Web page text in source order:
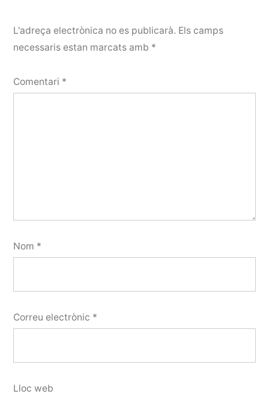
L'adreça electrònica no es publicarà. Els camps
necessaris estan marcats amb *
Comentari *
Nom *
Correu electrònic *
Lloc web